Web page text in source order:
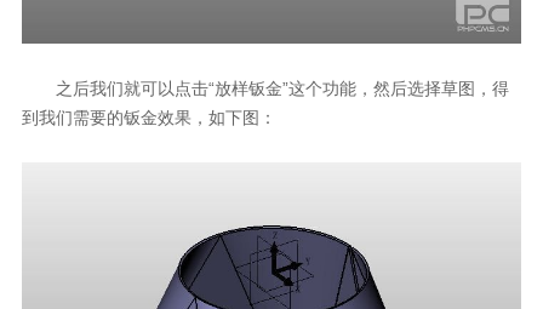
之后我们就可以点击“放样钣金”这个功能，然后选择草图，得
到我们需要的钣金效果，如下图：